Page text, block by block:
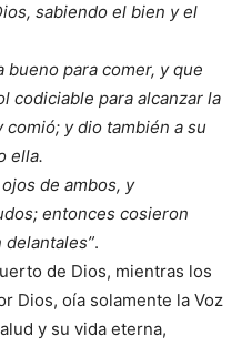
sabiendo el bien y el
bueno para comer, y que
codiciable para alcanzar la
y dio también a su
ella.
de ambos, y
entonces cosieron
.
de Dios, mientras los
Dios, oía solamente la Voz
y su vida eterna,